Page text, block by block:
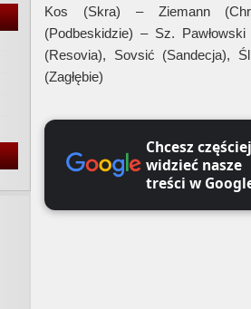
Kos (Skra) – Ziemann
(Podbeskidzie) – Sz.
(Resovia), Sovsić (Sandecja),
(Zagłębie)
Chcesz częściej
widzieć nasze
treści w